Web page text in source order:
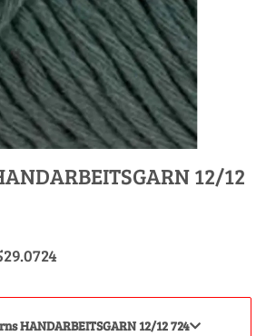
12/12
HANDARBEITSGARN 12/12 724